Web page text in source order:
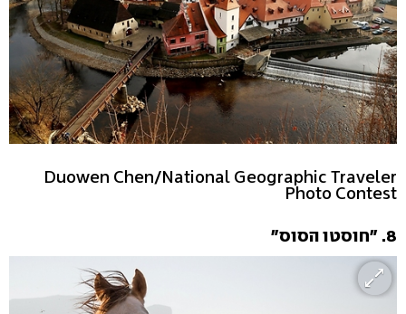
Duowen Chen/National Geographic Traveler
Photo Contest
8. "חוסטו הסוס"